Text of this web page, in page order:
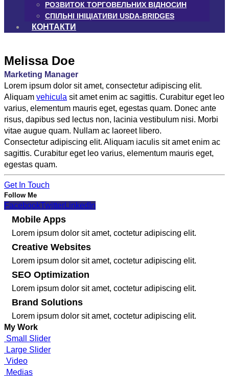
РОЗВИТОК ТОРГОВЕЛЬНИХ ВІДНОСИН
СПІЛЬНІ ІНІЦІАТИВИ USDA-BRIDGES
КОНТАКТИ
Melissa Doe
Marketing Manager
Lorem ipsum dolor sit amet, consectetur adipiscing elit.
Aliquam vehicula sit amet enim ac sagittis. Curabitur eget leo
varius, elementum mauris eget, egestas quam. Donec ante
risus, dapibus sed lectus non, lacinia vestibulum nisi. Morbi
vitae augue quam. Nullam ac laoreet libero.
Consectetur adipiscing elit. Aliquam iaculis sit amet enim ac
sagittis. Curabitur eget leo varius, elementum mauris eget,
egestas quam.
Get In Touch
Follow Me
FacebookTwitterLinkedIn
Mobile Apps
Lorem ipsum dolor sit amet, coctetur adipiscing elit.
Creative Websites
Lorem ipsum dolor sit amet, coctetur adipiscing elit.
SEO Optimization
Lorem ipsum dolor sit amet, coctetur adipiscing elit.
Brand Solutions
Lorem ipsum dolor sit amet, coctetur adipiscing elit.
My Work
Small Slider
Large Slider
Video
Medias